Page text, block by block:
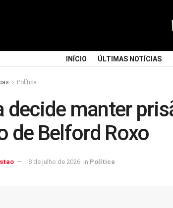
INÍCIO ÚLTIMAS NOTÍCIAS
Política
decide manter
de Belford Roxo
8 de julho de 2026 in Política